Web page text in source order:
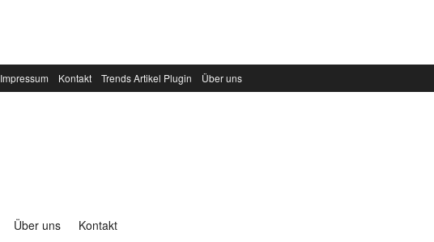
Impressum Kontakt Trends Artikel Plugin Über uns
Über uns Kontakt